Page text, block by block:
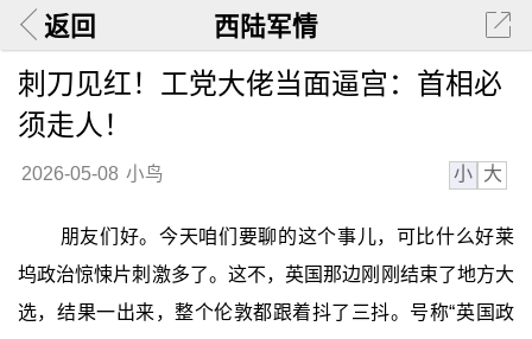
返回 西陆军情
刺刀见红！工党大佬当面逼宫：首相必
须走人！
2026-05-08 小鸟 小 大
朋友们好。今天咱们要聊的这个事儿，可比什么好莱
坞政治惊悚片刺激多了。这不，英国那边刚刚结束了地方大
选，结果一出来，整个伦敦都跟着抖了三抖。号称“英国政